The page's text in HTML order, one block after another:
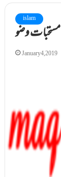
islam
مستحبات وضو
January 4, 2019